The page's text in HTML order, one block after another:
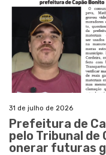
31 de julho de 2026
Prefeitura de
pelo Tribunal de
onerar futuras